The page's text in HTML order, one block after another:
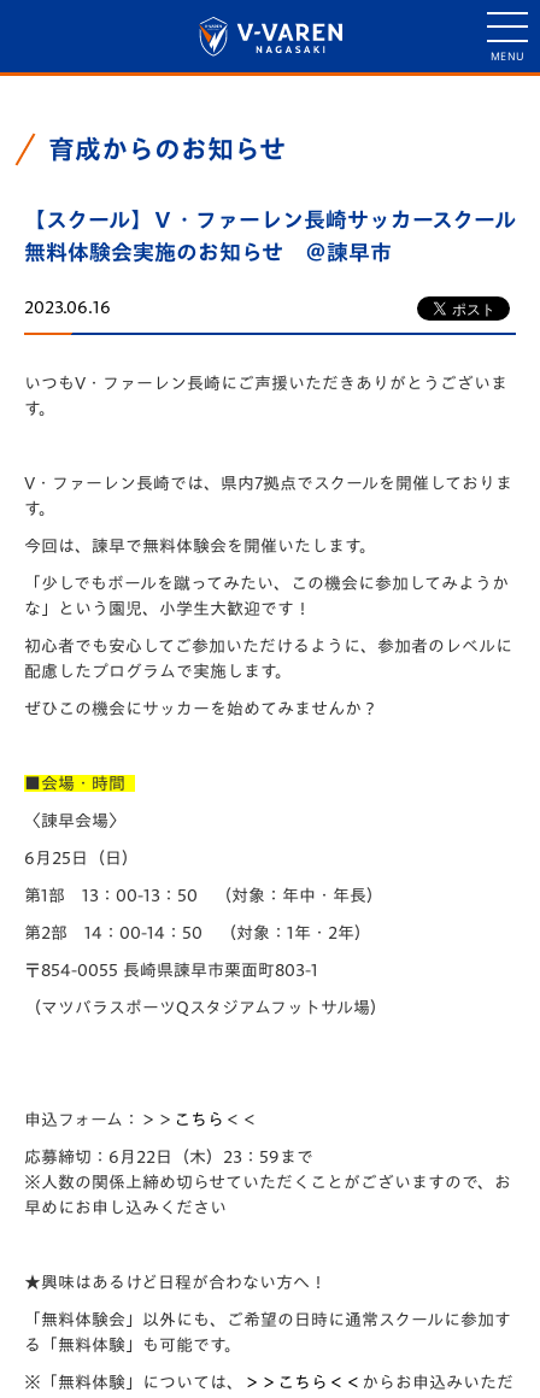
育成からのお知らせ
【スクール】Ｖ・ファーレン長崎サッカースクール
無料体験会実施のお知らせ ＠諫早市
2023.06.16
いつもV・ファーレン長崎にご声援いただきありがとうございま
す。
V・ファーレン長崎では、県内7拠点でスクールを開催しておりま
す。
今回は、諫早で無料体験会を開催いたします。
「少しでもボールを蹴ってみたい、この機会に参加してみようか
な」という園児、小学生大歓迎です！
初心者でも安心してご参加いただけるように、参加者のレベルに
配慮したプログラムで実施します。
ぜひこの機会にサッカーを始めてみませんか？
■会場・時間
〈諌早会場〉
6月25日（日）
第1部 13：00-13：50 （対象：年中・年長）
第2部 14：00-14：50 （対象：1年・2年）
〒854-0055 長崎県諫早市栗面町803-1
（マツバラスポーツQスタジアムフットサル場）
申込フォーム：＞＞ こちら ＜＜
応募締切：6月22日（木）23：59まで
※人数の関係上締め切らせていただくことがございますので、お
早めにお申し込みください
★興味はあるけど日程が合わない方へ！
「無料体験会」以外にも、ご希望の日時に通常スクールに参加す
る「無料体験」も可能です。
※「無料体験」については、 ＞＞こちら＜＜ からお申込みいただ